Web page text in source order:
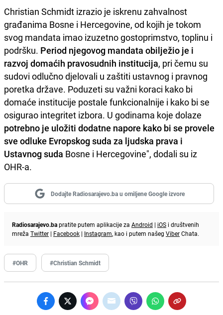
Christian Schmidt izrazio je iskrenu zahvalnost
građanima Bosne i Hercegovine, od kojih je tokom
svog mandata imao izuzetno gostoprimstvo, toplinu i
podršku. Period njegovog mandata obilježio je i
razvoj domaćih pravosudnih institucija, pri čemu su
sudovi odlučno djelovali u zaštiti ustavnog i pravnog
poretka države. Poduzeti su važni koraci kako bi
domaće institucije postale funkcionalnije i kako bi se
osigurao integritet izbora. U godinama koje dolaze
potrebno je uložiti dodatne napore kako bi se provele
sve odluke Evropskog suda za ljudska prava i
Ustavnog suda Bosne i Hercegovine", dodali su iz
OHR-a.
Dodajte Radiosarajevo.ba u omiljene Google izvore
Radiosarajevo.bapratite putem aplikacije za Android | iOS i društvenih
mreža Twitter | Facebook | Instagram, kao i putem našeg ViberChata.
#OHR #Christian Schmidt